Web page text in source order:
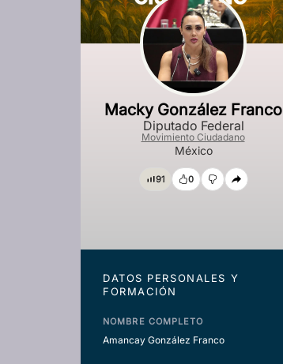
Macky González Franco
Diputado Federal
Movimiento Ciudadano
México
91 0
DATOS PERSONALES Y
FORMACIÓN
NOMBRE COMPLETO
Amancay González Franco